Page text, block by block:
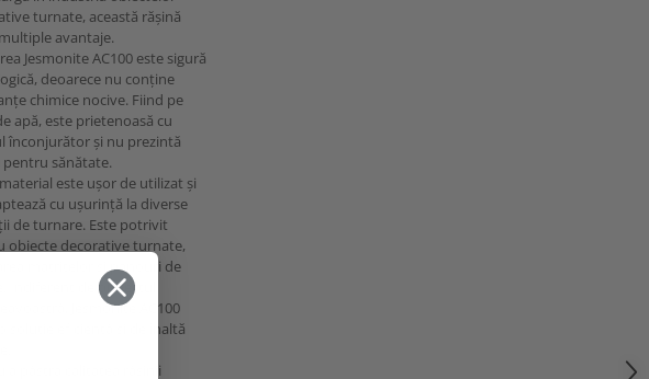
turnate, această rășină
avantaje.
Jesmonite AC100 este sigură
deoarece nu conține
chimice nocive. Fiind pe
apă, este prietenoasă cu
înconjurător și nu prezintă
pentru sănătate.
este ușor de utilizat și
cu ușurință la diverse
de turnare. Este potrivit
obiecte decorative turnate,
matritelor și panouri de
Indiferent de proiectul
Jesmonite AC100
soluție eficientă și de înaltă
a păstra calitatea rășinii